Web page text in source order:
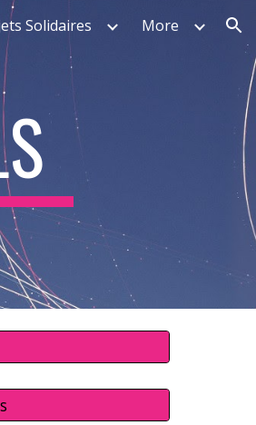
Solidaires More